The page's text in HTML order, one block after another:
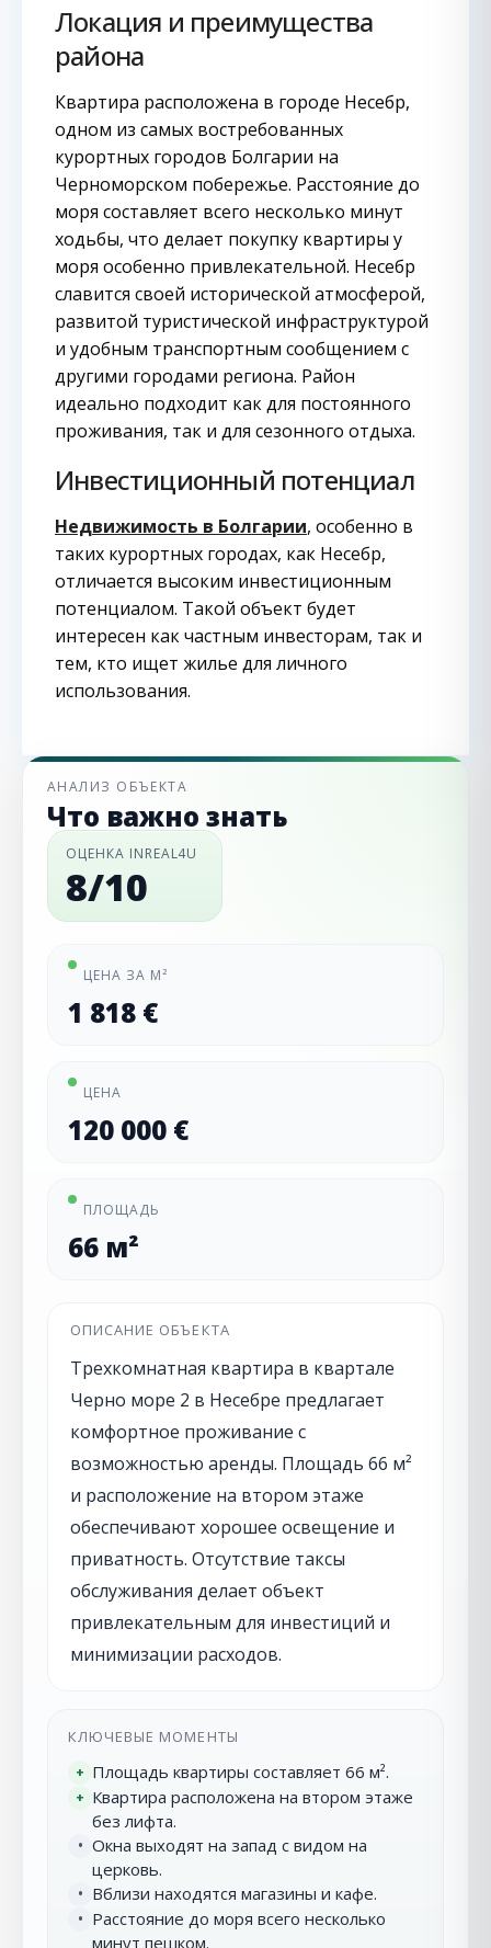
Локация и преимущества
района
Квартира расположена в городе Несебр,
одном из самых востребованных
курортных городов Болгарии на
Черноморском побережье. Расстояние до
моря составляет всего несколько минут
ходьбы, что делает покупку квартиры у
моря особенно привлекательной. Несебр
славится своей исторической атмосферой,
развитой туристической инфраструктурой
и удобным транспортным сообщением с
другими городами региона. Район
идеально подходит как для постоянного
проживания, так и для сезонного отдыха.
Инвестиционный потенциал
Недвижимость в Болгарии, особенно в
таких курортных городах, как Несебр,
отличается высоким инвестиционным
потенциалом. Такой объект будет
интересен как частным инвесторам, так и
тем, кто ищет жилье для личного
использования.
АНАЛИЗ ОБЪЕКТА
Что важно знать
ОЦЕНКА INREAL4U
8/10
ЦЕНА ЗА М²
1 818 €
ЦЕНА
120 000 €
ПЛОЩАДЬ
66 м²
ОПИСАНИЕ ОБЪЕКТА
Трехкомнатная квартира в квартале
Черно море 2 в Несебре предлагает
комфортное проживание с
возможностью аренды. Площадь 66 м²
и расположение на втором этаже
обеспечивают хорошее освещение и
приватность. Отсутствие таксы
обслуживания делает объект
привлекательным для инвестиций и
минимизации расходов.
КЛЮЧЕВЫЕ МОМЕНТЫ
+ Площадь квартиры составляет 66 м².
+ Квартира расположена на втором этаже
без лифта.
• Окна выходят на запад с видом на
церковь.
• Вблизи находятся магазины и кафе.
• Расстояние до моря всего несколько
минут пешком.